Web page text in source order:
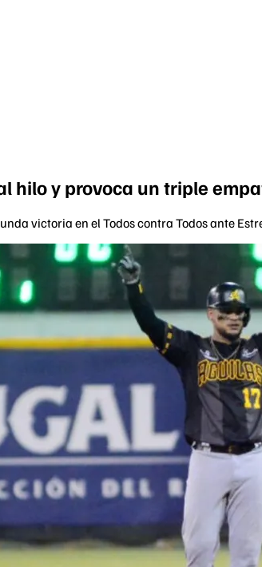
hilo y provoca un triple
victoria en el Todos contra Todos ante